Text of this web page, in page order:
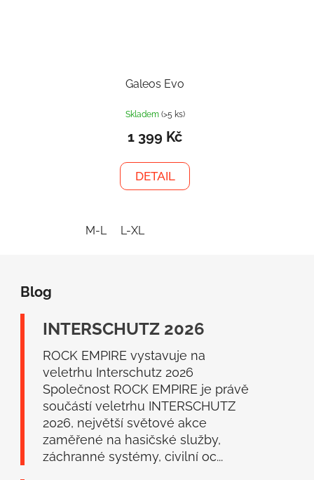
Galeos Evo
Skladem (>5 ks)
1 399 Kč
DETAIL
M-L L-XL
Blog
INTERSCHUTZ 2026
ROCK EMPIRE vystavuje na
veletrhu Interschutz 2026
Společnost ROCK EMPIRE je právě
součástí veletrhu INTERSCHUTZ
2026, největší světové akce
zaměřené na hasičské služby,
záchranné systémy, civilní oc...